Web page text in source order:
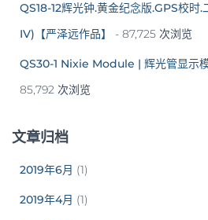
QS18-12辉光钟.黄金纪念版.GPS校时
IV)【严泽远作品】
- 87,725 次浏览
QS30-1 Nixie Module | 辉光管显示模
85,792 次浏览
文章归档
2019年6月 (1)
2019年4月 (1)